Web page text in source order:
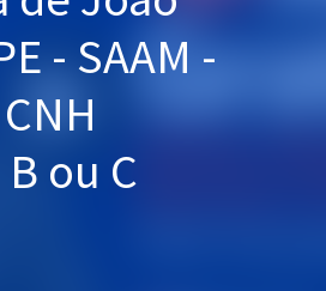
- SAAM -
ou C